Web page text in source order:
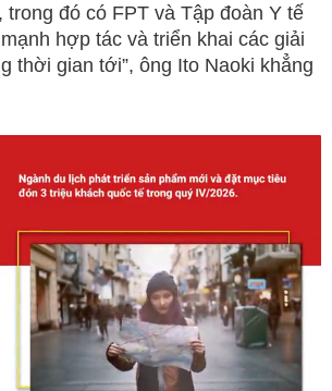
đó có FPT và Tập đoàn Y tế
hợp tác và triển khai các giải
thời gian tới”, ông Ito Naoki khẳng